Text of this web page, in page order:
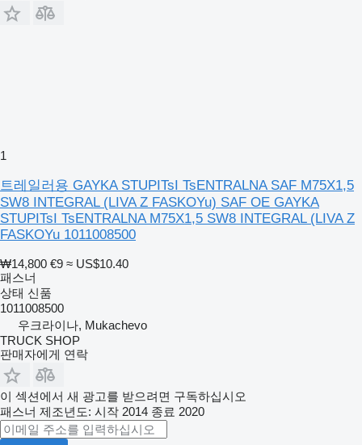
1
트레일러용 GAYKA STUPITsI TsENTRALNA SAF M75X1,5
SW8 INTEGRAL (LIVA Z FASKOYu) SAF OE GAYKA
STUPITsI TsENTRALNA M75X1,5 SW8 INTEGRAL (LIVA Z
FASKOYu 1011008500
₩14,800 €9 ≈ US$10.40
패스너
상태 신품
1011008500
우크라이나, Mukachevo
TRUCK SHOP
판매자에게 연락
이 섹션에서 새 광고를 받으려면 구독하십시오
패스너 제조년도: 시작 2014 종료 2020